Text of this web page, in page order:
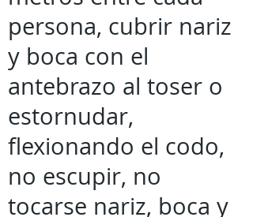
persona, cubrir nariz
y boca con el
antebrazo al toser o
estornudar,
flexionando el codo,
no escupir, no
tocarse nariz, boca y